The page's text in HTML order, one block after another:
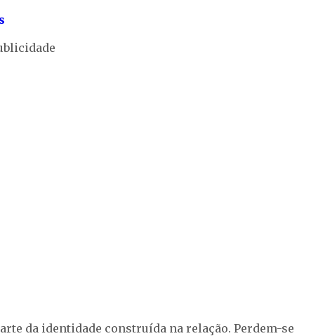
da identidade construída na relação. Perdem-se